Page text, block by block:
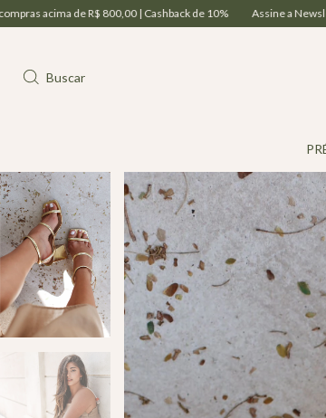
| Cashback de 10% Assine a Newsletter e ganhe 5%
Buscar